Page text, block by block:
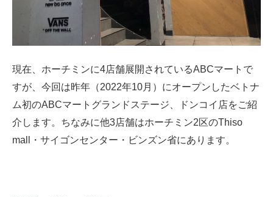
現在、ホーチミンに4店舗展開されているABCマートで
すが、今回は昨年（2022年10月）にオープンしたベトナ
ム初のABCマートグランドステージ、ドンコイ店をご紹
介します。ちなみに他3店舗はホーチミン2区のThiso
mall・サイゴンセンター・ビンズン省にあります。